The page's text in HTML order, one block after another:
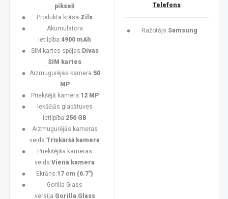
pikseļi
Produkta krāsa:Zils
Akumulatora
ietilpība:4900 mAh
SIM kartes spējas: Divas
SIM kartes
Aizmugurējās kamera:50
MP
Priekšējā kamera:12 MP
Iekšējās glabātuves
ietilpība:256 GB
Aizmugurējās kameras
veids:Trīskāršā kamera
Priekšējās kameras
veids:Viena kamera
Ekrāns:17 cm (6.7")
Gorilla Glass
versija:Gorilla Glass
Telefons
Ražotājs:Samsung